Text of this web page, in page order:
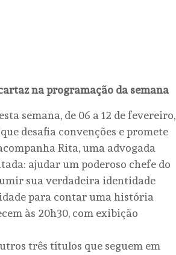
na programação da semana
semana, de 06 a 12 de fevereiro,
desafia convenções e promete
Rita, uma advogada
ajudar um poderoso chefe do
sua verdadeira identidade
para contar uma história
às 20h30, com exibição
três títulos que seguem em